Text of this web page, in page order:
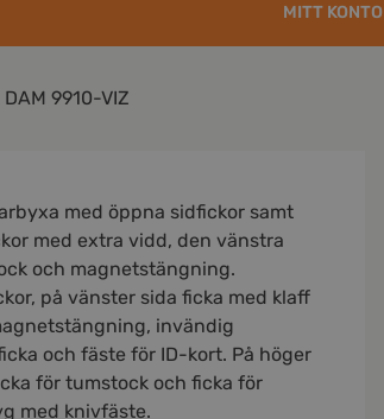
MITT KONTO
DAM 9910-VIZ
med öppna sidfickor samt
med extra vidd, den vänstra
och magnetstängning.
på vänster sida ficka med klaff
invändig
och fäste för ID-kort. På höger
för tumstock och ficka för
med knivfäste.